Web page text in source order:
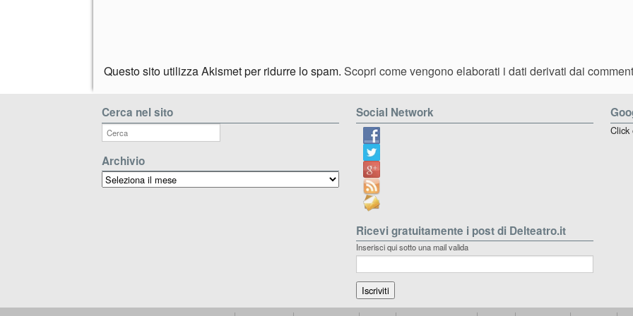
Questo sito utilizza Akismet per ridurre lo spam. Scopri come vengono elaborati i dati derivati dai
Cerca nel sito
Archivio
Archivio
Social Network
Ricevi gratuitamente i post di Delteatro.it
Inserisci qui sotto una mail valida
Click